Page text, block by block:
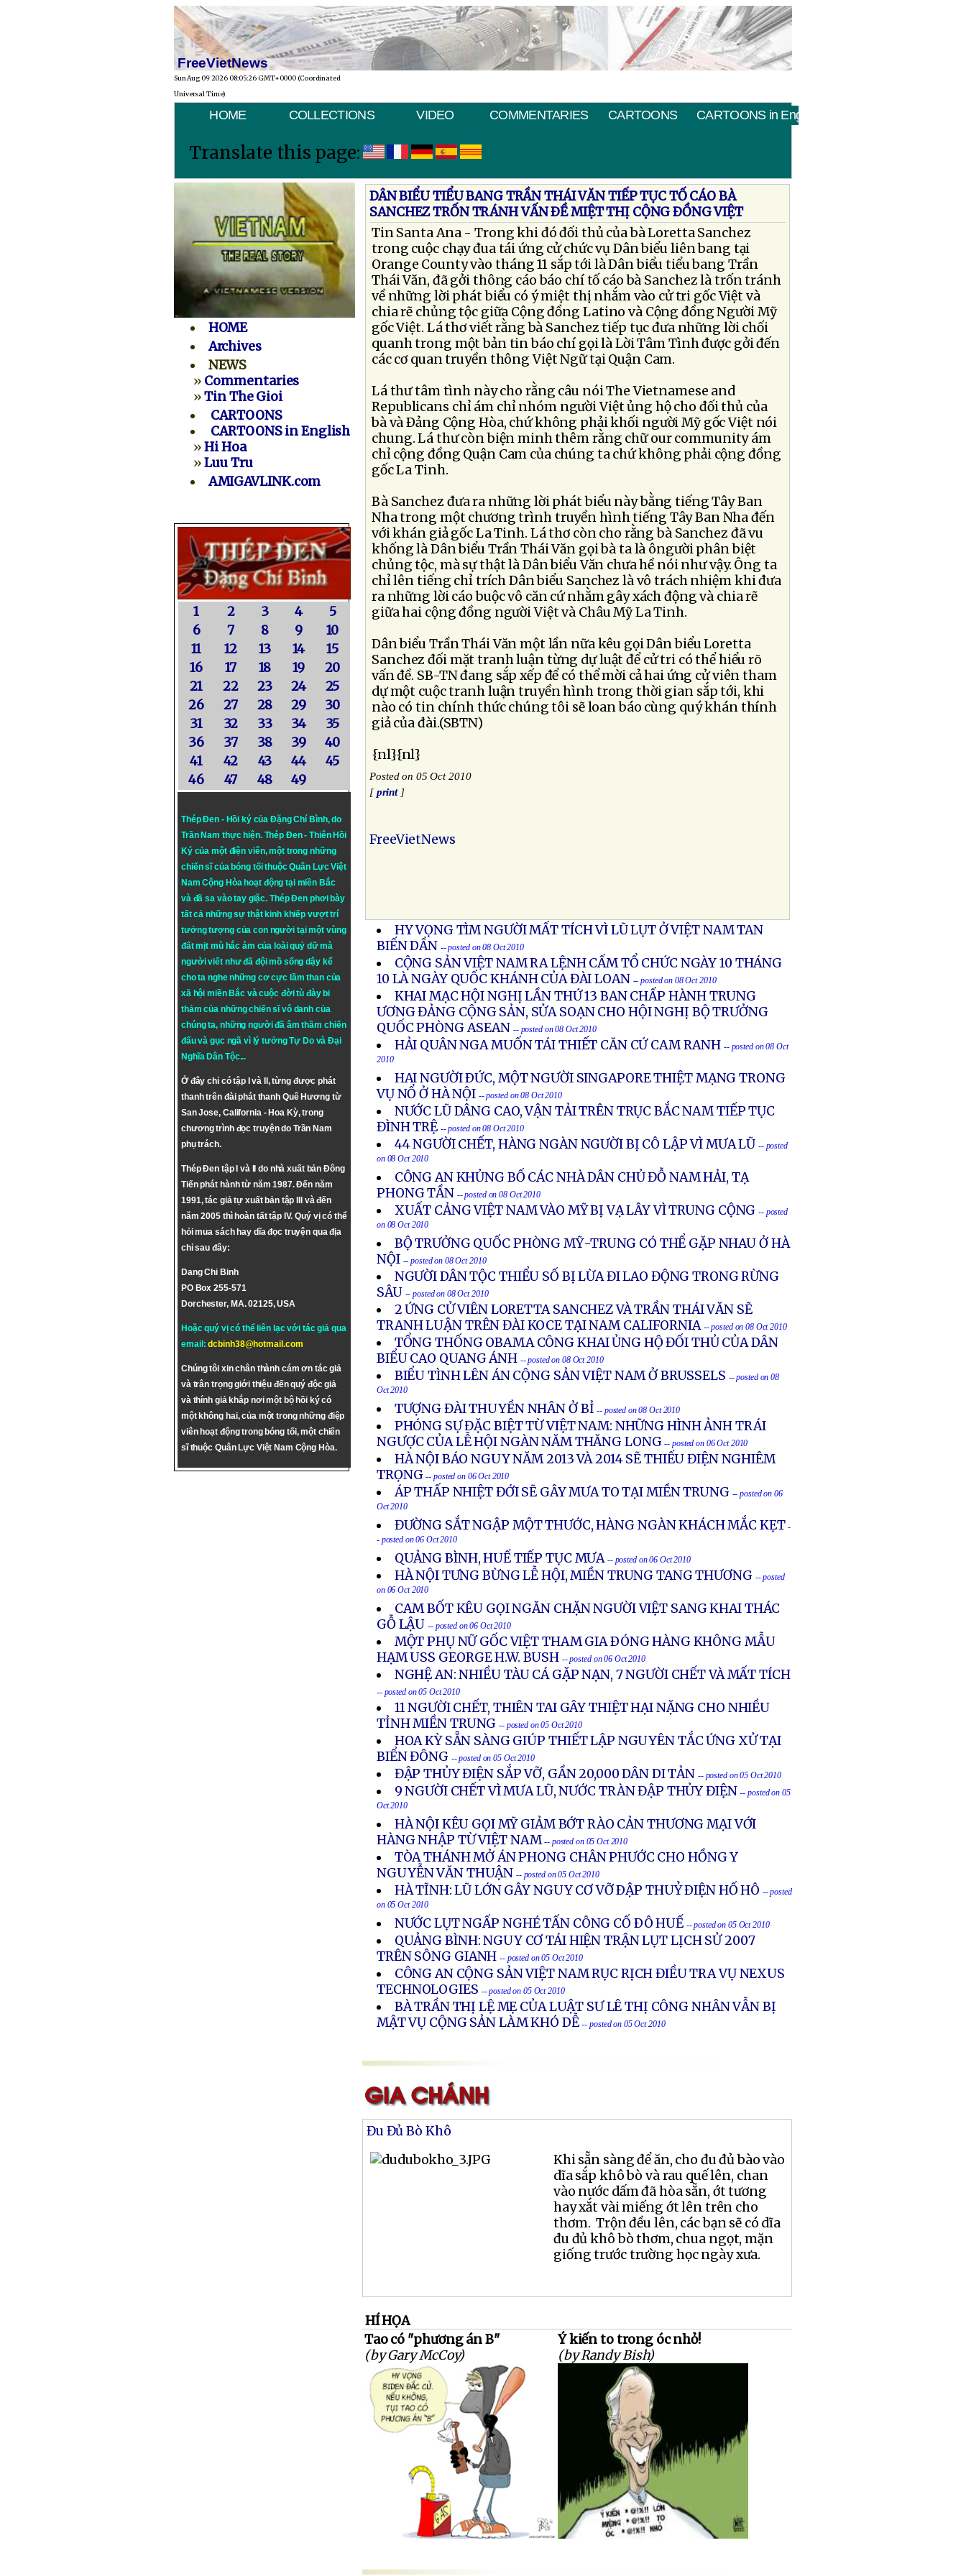
FreeVietNews
Sun Aug 09 2026 08:05:26 GMT+0000 (Coordinated
Universal Time)
HOME COLLECTIONS VIDEO COMMENTARIES CARTOONS CARTOONS in English
Translate this page:
HOME
Archives
NEWS
» Commentaries
»Tin The Gioi
CARTOONS
CARTOONS in English
»Hi Hoa
»Luu Tru
AMIGAVLINK.com
1 2 3 4
5
6
7 8 9
10
11
12 13 14
15
16
17 18 19
20
21
22 23 24
25
26
27 28 29
30
31
32 33 34
35
36
37 38 39
40
41
42 43 44
45
46
47 48 49
Thép Đen - Hồi ký của Đặng Chí Bình, do
Trần Nam thực hiện. Thép Đen- Thiên Hồi
Ký của một điện viên, một trong những
chiến sĩ của bóng tối thuộc Quân Lực Việt
Nam Cộng Hòa hoạt động tại miền Bắc
và đã sa vào tay giặc. Thép Đen phơi bày
tất cả những sự thật kinh khiếp vượt trí
tưởng tượng của con người tại một vùng
đất mịt mù hắc ám của loài quỷ dữ mà
người viết như đã đội mồ sống dậy kể
cho ta nghe những cơ cực lầm than của
xã hội miền Bắc và cuộc đời tù đày bi
thảm của những chiến sĩ vô danh của
chúng ta, những người đã âm thầm chiến
đấu và gục ngã vì lý tưởngTự DovàĐại
Nghĩa Dân Tộc...
Ở đây chỉ có tập I và II, từng được phát
thanh trên đài phát thanh Quê Hương từ
San Jose, California - Hoa Kỳ, trong
chương trình đọc truyện do Trần Nam
phụ trách.
Thép Đen tập I và II do nhà xuất bản Đông
Tiến phát hành từ năm 1987. Đến năm
1991, tác giả tự xuất bản tập III và đến
năm 2005 thì hoàn tất tập IV. Quý vị có thể
hỏi mua sách hay dĩa đọc truyện qua địa
chỉ sau đây:
Dang Chi Binh
PO Box 255-571
Dorchester, MA. 02125, USA
Hoặc quý vị có thể liên lạc với tác giả qua
email:dcbinh38@hotmail.com
Chúng tôi xin chân thành cám ơn tác giả
và trân trọng giới thiệu đến quý độc giả
và thính giả khắp nơi một bộ hồi ký có
một không hai, của một trong những điệp
viên hoạt động trong bóng tối, một chiến
sĩ thuộc Quân Lực Việt Nam Cộng Hòa.
DÂN BIỂU TIỂU BANG TRẦN THÁI VĂN TIẾP TỤC TỐ CÁO BÀ
SANCHEZ TRỐN TRÁNH VẤN ÐỀ MIỆT THỊ CỘNG ÐỒNG VIỆT
Tin Santa Ana - Trong khi đó đối thủ của bà Loretta Sanchez
trong cuộc chạy đua tái ứng cử chức vụ Dân biểu liên bang tại
Orange County vào tháng 11 sắp tới là Dân biểu tiểu bang Trần
Thái Văn, đã gởi thông cáo báo chí tố cáo bà Sanchez là trốn tránh
về những lời phát biểu có ý miệt thị nhắm vào cử tri gốc Việt và
chia rẽ chủng tộc giữa Cộng đồng Latino và Cộng đồng Người Mỹ
gốc Việt. Lá thơ viết rằng bà Sanchez tiếp tục đưa những lời chối
quanh trong một bản tin báo chí gọi là Lời Tâm Tình được gởi đến
các cơ quan truyền thông Việt Ngữ tại Quận Cam.
Lá thư tâm tình này cho rằng câu nói The Vietnamese and
Republicans chỉ ám chỉ nhóm người Việt ủng hộ cho đối thủ của
bà và Ðảng Cộng Hòa, chứ không phải khối người Mỹ gốc Việt nói
chung. Lá thư còn biện minh thêm rằng chữ our community ám
chỉ cộng đồng Quận Cam của chúng ta chứ không phải cộng đồng
gốc La Tinh.
Bà Sanchez đưa ra những lời phát biểu này bằng tiếng Tây Ban
Nha trong một chương trình truyền hình tiếng Tây Ban Nha đến
với khán giả gốc La Tinh. Lá thơ còn cho rằng bà Sanchez đã vu
khống là Dân biểu Trần Thái Văn gọi bà ta là ôngười phân biệt
chủng tộc, mà sự thật là Dân biểu Văn chưa hề nói như vậy. Ông ta
chỉ lên tiếng chỉ trích Dân biểu Sanchez là vô trách nhiệm khi đưa
ra những lời cáo buộc vô căn cứ nhằm gây xách động và chia rẽ
giữa hai cộng đồng người Việt và Châu Mỹ La Tinh.
Dân biểu Trần Thái Văn một lần nữa kêu gọi Dân biểu Loretta
Sanchez đối mặt tranh luận từng dự luật để cử tri có thể hiểu rõ
vấn đề. SB-TN đang sắp xếp để có thể mời cả hai ứng cử viên tham
dự một cuộc tranh luận truyền hình trong thời gian sắp tới, khi
nào có tin chính thức chúng tôi sẽ loan báo cùng quý khán thính
giả của đài.(SBTN)
{nl}{nl}
Posted on 05 Oct 2010
[print]
FreeVietNews
HY VỌNG TÌM NGƯỜI MẤT TÍCH VÌ LŨ LỤT Ở VIỆT NAM TAN
BIẾN DẦN -- posted on 08 Oct 2010
CỘNG SẢN VIỆT NAM RA LỆNH CẤM TỔ CHỨC NGÀY 10 THÁNG
10 LÀ NGÀY QUỐC KHÁNH CỦA ĐÀI LOAN -- posted on 08 Oct 2010
KHAI MẠC HỘI NGHỊ LẦN THỨ 13 BAN CHẤP HÀNH TRUNG
ƯƠNG ĐẢNG CỘNG SẢN, SỬA SOẠN CHO HỘI NGHỊ BỘ TRƯỞNG
QUỐC PHÒNG ASEAN -- posted on 08 Oct 2010
HẢI QUÂN NGA MUỐN TÁI THIẾT CĂN CỨ CAM RANH -- posted on 08 Oct
2010
HAI NGƯỜI ÐỨC, MỘT NGƯỜI SINGAPORE THIỆT MẠNG TRONG
VỤ NỔ Ở HÀ NỘI -- posted on 08 Oct 2010
NƯỚC LŨ DÂNG CAO, VẬN TẢI TRÊN TRỤC BẮC NAM TIẾP TỤC
ĐÌNH TRỆ -- posted on 08 Oct 2010
44 NGƯỜI CHẾT, HÀNG NGÀN NGƯỜI BỊ CÔ LẬP VÌ MƯA LŨ -- posted
on 08 Oct 2010
CÔNG AN KHỦNG BỐ CÁC NHÀ DÂN CHỦ ĐỖ NAM HẢI, TẠ
PHONG TẦN -- posted on 08 Oct 2010
XUẤT CẢNG VIỆT NAM VÀO MỸ BỊ VẠ LÂY VÌ TRUNG CỘNG-- posted
on 08 Oct 2010
BỘ TRƯỞNG QUỐC PHÒNG MỸ-TRUNG CÓ THỂ GẶP NHAU Ở HÀ
NỘI -- posted on 08 Oct 2010
NGƯỜI DÂN TỘC THIỂU SỐ BỊ LỪA ĐI LAO ĐỘNG TRONG RỪNG
SÂU -- posted on 08 Oct 2010
2 ỨNG CỬ VIÊN LORETTA SANCHEZ VÀ TRẦN THÁI VĂN SẼ
TRANH LUẬN TRÊN ĐÀI KOCE TẠI NAM CALIFORNIA -- posted on 08 Oct 2010
TỔNG THỐNG OBAMA CÔNG KHAI ỦNG HỘ ĐỐI THỦ CỦA DÂN
BIỂU CAO QUANG ÁNH -- posted on 08 Oct 2010
BIỂU TÌNH LÊN ÁN CỘNG SẢN VIỆT NAM Ở BRUSSELS -- posted on 08
Oct 2010
TƯỢNG ĐÀI THUYỀN NHÂN Ở BỈ-- posted on 08 Oct 2010
PHÓNG SỰ ĐẶC BIỆT TỪ VIỆT NAM: NHỮNG HÌNH ẢNH TRÁI
NGƯỢC CỦA LỄ HỘI NGÀN NĂM THĂNG LONG -- posted on 06 Oct 2010
HÀ NỘI BÁO NGUY NĂM 2013 VÀ 2014 SẼ THIẾU ĐIỆN NGHIÊM
TRỌNG -- posted on 06 Oct 2010
ÁP THẤP NHIỆT ĐỚI SẼ GÂY MƯA TO TẠI MIỀN TRUNG -- posted on 06
Oct 2010
ĐƯỜNG SẮT NGẬP MỘT THƯỚC, HÀNG NGÀN KHÁCH MẮC KẸT -
- posted on 06 Oct 2010
QUẢNG BÌNH, HUẾ TIẾP TỤC MƯA -- posted on 06 Oct 2010
HÀ NỘI TƯNG BỪNG LỄ HỘI, MIỀN TRUNG TANG THƯƠNG -- posted
on 06 Oct 2010
CAM BỐT KÊU GỌI NGĂN CHẶN NGƯỜI VIỆT SANG KHAI THÁC
GỖ LẬU-- posted on 06 Oct 2010
MỘT PHỤ NỮ GỐC VIỆT THAM GIA ÐÓNG HÀNG KHÔNG MẪU
HẠM USS GEORGE H.W. BUSH -- posted on 06 Oct 2010
NGHỆ AN: NHIỀU TÀU CÁ GẶP NẠN, 7 NGƯỜI CHẾT VÀ MẤT TÍCH
-- posted on 05 Oct 2010
11 NGƯỜI CHẾT, THIÊN TAI GÂY THIỆT HẠI NẶNG CHO NHIỀU
TỈNH MIỀN TRUNG -- posted on 05 Oct 2010
HOA KỲ SẴN SÀNG GIÚP THIẾT LẬP NGUYÊN TẮC ỨNG XỬ TẠI
BIỂN ĐÔNG -- posted on 05 Oct 2010
ĐẬP THỦY ĐIỆN SẮP VỠ, GẦN 20,000 DÂN DI TẢN -- posted on 05 Oct 2010
9 NGƯỜI CHẾT VÌ MƯA LŨ, NƯỚC TRÀN ĐẬP THỦY ĐIỆN -- posted on 05
Oct 2010
HÀ NỘI KÊU GỌI MỸ GIẢM BỚT RÀO CẢN THƯƠNG MẠI VỚI
HÀNG NHẬP TỪ VIỆT NAM -- posted on 05 Oct 2010
TÒA THÁNH MỞ ÁN PHONG CHÂN PHƯỚC CHO HỒNG Y
NGUYỄN VĂN THUẬN -- posted on 05 Oct 2010
HÀ TĨNH: LŨ LỚN GÂY NGUY CƠ VỠ ÐẬP THUỶ ÐIỆN HỐ HÔ -- posted
on 05 Oct 2010
NƯỚC LỤT NGẤP NGHÉ TẤN CÔNG CỐ ÐÔ HUẾ -- posted on 05 Oct 2010
QUẢNG BÌNH: NGUY CƠ TÁI HIỆN TRẬN LỤT LỊCH SỬ 2007
TRÊN SÔNG GIANH -- posted on 05 Oct 2010
CÔNG AN CỘNG SẢN VIỆT NAM RỤC RỊCH ĐIỀU TRA VỤ NEXUS
TECHNOLOGIES -- posted on 05 Oct 2010
BÀ TRẦN THỊ LỆ MẸ CỦA LUẬT SƯ LÊ THỊ CÔNG NHÂN VẪN BỊ
MẬT VỤ CỘNG SẢN LÀM KHÓ DỄ -- posted on 05 Oct 2010
Đu Đủ Bò Khô
Khi sẵn sàng để ăn, cho đu đủ bào vào
dĩa sắp khô bò và rau quế lên, chan
vào nước dấm đã hòa sẵn, ớt tương
hay xắt vài miếng ớt lên trên cho
thơm. Trộn đều lên, các bạn sẽ có dĩa
đu đủ khô bò thơm, chua ngọt, mặn
giống trước trường học ngày xưa.
HÍ HỌA
Tao có "phương án B"
(by Gary McCoy)
Ý kiến to trong óc nhỏ!
(by Randy Bish)